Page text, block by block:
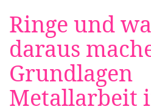
Haupt-
Inhalt
springen
Ringe und
daraus
Grundlagen
Metallarbeit